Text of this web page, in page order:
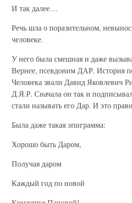
И так далее…
Речь шла о поразительном,
человеке.
У него была смешная и даже
Вернее, псевдоним ДАР. История
Человека звали Давид
Д.Я.Р. Сначала он так и
стали называть его Дар. И это
Была даже такая эпиграмма:
Хорошо быть Даром,
Получая даром
Каждый год по новой